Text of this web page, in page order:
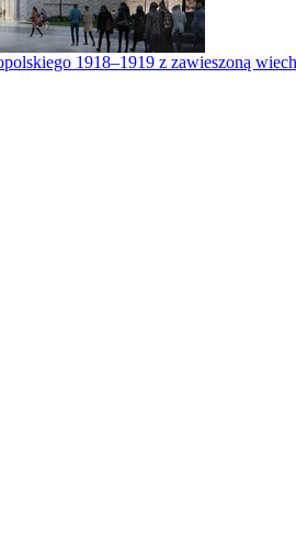
1918–1919 z zawieszoną